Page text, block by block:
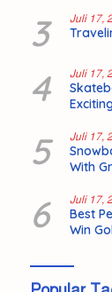
3 Juli 17,
4 Juli 17,
5 Juli 17,
With
6 Juli 17,
Best
Win